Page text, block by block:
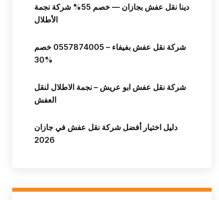
دينا نقل عفش بجازان — خصم 55% شركة نجمة
الأطلال
شركة نقل عفش بفيفاء – 0557874005 خصم
30%
شركة نقل عفش ابو عريش – نجمة الاطلال لنقل
العفش
دليل اختيار أفضل شركة نقل عفش في جازان
2026